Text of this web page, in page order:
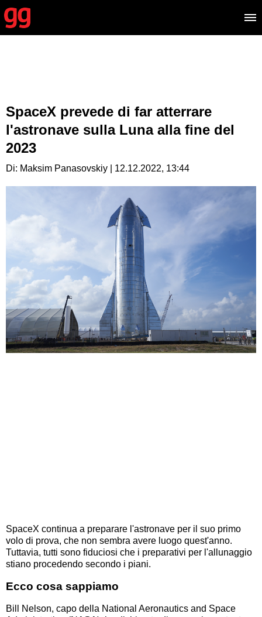
SpaceX prevede di far atterrare
l'astronave sulla Luna alla fine del
2023
Di: Maksim Panasovskiy | 12.12.2022, 13:44
SpaceX continua a preparare l'astronave per il suo primo
volo di prova, che non sembra avere luogo quest'anno.
Tuttavia, tutti sono fiduciosi che i preparativi per l'allunaggio
stiano procedendo secondo i piani.
Ecco cosa sappiamo
Bill Nelson, capo della National Aeronautics and Space